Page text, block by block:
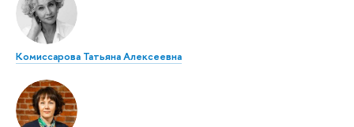
Комиссарова Татьяна Алексеевна